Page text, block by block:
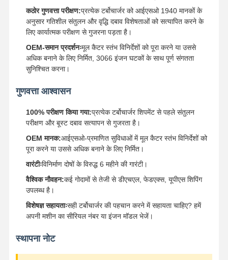
कठोर गुणवत्ता परीक्षण:प्रत्येक टर्बोचार्जर को आईएसओ 1940 मानकों के
अनुसार गतिशील संतुलन और वृद्धि दबाव विशेषताओं को सत्यापित करने के
लिए कार्यात्मक परीक्षण से गुजरना पड़ता है।
OEM-समान प्रदर्शनःमूल कैटर स्तंभ विनिर्देशों को पूरा करने या उससे
अधिक बनाने के लिए निर्मित, 3066 इंजन घटकों के साथ पूर्ण संगतता
सुनिश्चित करना।
गुणवत्ता आश्वासन
100% परीक्षण किया गया:प्रत्येक टर्बोचार्जर शिपमेंट से पहले संतुलन
परीक्षण और बूस्ट दबाव सत्यापन से गुजरता है।
OEM मानक:आईएसओ-प्रमाणित सुविधाओं में मूल कैटर स्तंभ विनिर्देशों को
पूरा करने या उससे अधिक बनाने के लिए निर्मित।
वारंटीःविनिर्माण दोषों के विरुद्ध 6 महीने की गारंटी।
वैश्विक नौवहन:कई गोदामों से तेजी से डीएचएल, फेडएक्स, यूपीएस शिपिंग
उपलब्ध है।
विशेषज्ञ सहायताःसही टर्बोचार्जर की पहचान करने में सहायता चाहिए? हमें
अपनी मशीन का सीरियल नंबर या इंजन मॉडल भेजें।
स्थापना नोट